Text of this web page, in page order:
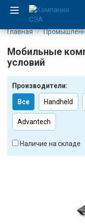
UA
Компания
Каталог
Услуги
Главная
Мобильные
условий
Производители:
Все Handheld
Advantech
Наличие на складе